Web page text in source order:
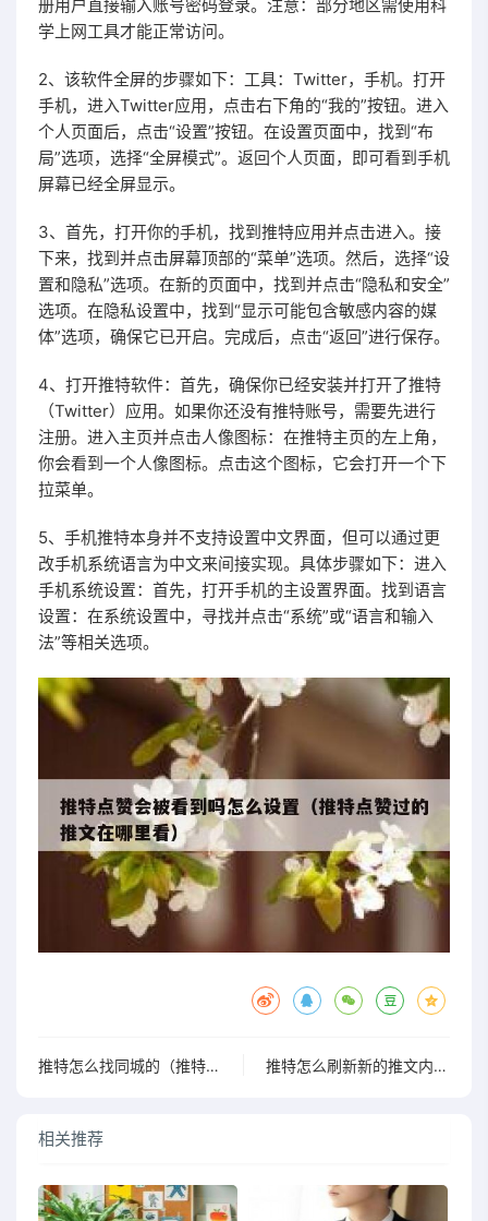
册用户直接输入账号密码登录。注意：部分地区需使用科
学上网工具才能正常访问。
2、该软件全屏的步骤如下：工具：Twitter，手机。打开
手机，进入Twitter应用，点击右下角的“我的”按钮。进入
个人页面后，点击“设置”按钮。在设置页面中，找到“布
局”选项，选择“全屏模式”。返回个人页面，即可看到手机
屏幕已经全屏显示。
3、首先，打开你的手机，找到推特应用并点击进入。接
下来，找到并点击屏幕顶部的“菜单”选项。然后，选择“设
置和隐私”选项。在新的页面中，找到并点击“隐私和安全”
选项。在隐私设置中，找到“显示可能包含敏感内容的媒
体”选项，确保它已开启。完成后，点击“返回”进行保存。
4、打开推特软件：首先，确保你已经安装并打开了推特
（Twitter）应用。如果你还没有推特账号，需要先进行
注册。进入主页并点击人像图标：在推特主页的左上角，
你会看到一个人像图标。点击这个图标，它会打开一个下
拉菜单。
5、手机推特本身并不支持设置中文界面，但可以通过更
改手机系统语言为中文来间接实现。具体步骤如下：进入
手机系统设置：首先，打开手机的主设置界面。找到语言
设置：在系统设置中，寻找并点击“系统”或“语言和输入
法”等相关选项。
推特怎么找同城的（推特上怎么看同城） 推特怎么刷新新的推文内容呢（推特不能往下刷新）
相关推荐